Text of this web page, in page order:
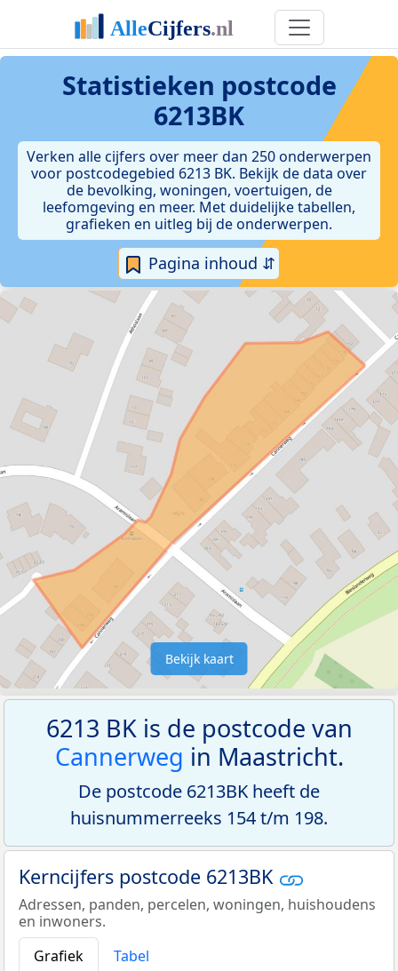
Statistieken postcode
6213BK
Verken alle cijfers over meer dan 250 onderwerpen
voor postcodegebied 6213 BK. Bekijk de data over
de bevolking, woningen, voertuigen, de
leefomgeving en meer. Met duidelijke tabellen,
grafieken en uitleg bij de onderwerpen.
Pagina inhoud ⇵
Bekijk kaart
6213 BK is de postcode van
Cannerweg in Maastricht.
De postcode 6213BK heeft de
huisnummerreeks 154 t/m 198.
Kerncijfers postcode 6213BK
Adressen, panden, percelen, woningen, huishoudens
en inwoners.
Grafiek
Tabel